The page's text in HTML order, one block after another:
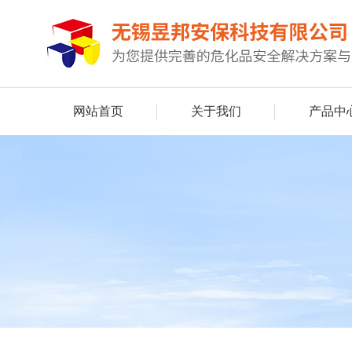
网站首页 关于我们 产品中